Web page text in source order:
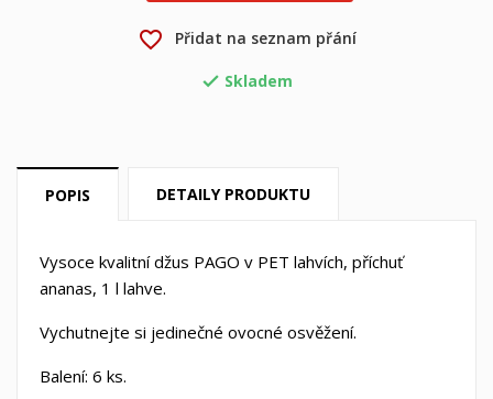
favorite_border Přidat na seznam přání
 Skladem
POPIS DETAILY PRODUKTU
Vysoce kvalitní džus PAGO v PET lahvích, příchuť
ananas, 1 l lahve.
Vychutnejte si jedinečné ovocné osvěžení.
Balení: 6 ks.
Můj seznam přání
Vytvořit nový seznam
Název seznamu přání
Musíte být přihlášen, abyste si mohli výrobky uložit do
svého seznamu přání.